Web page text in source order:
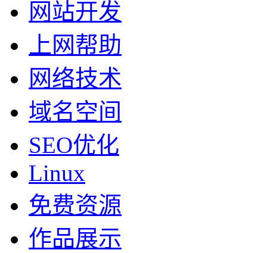
网站开发
上网帮助
网络技术
域名空间
SEO优化
Linux
免费资源
作品展示